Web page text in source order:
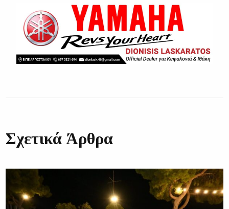
Σχετικά Άρθρα